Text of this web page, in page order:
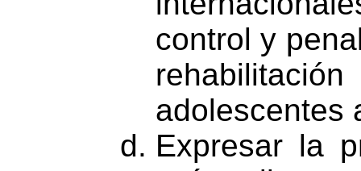
control y
adolescentes
Expresar la